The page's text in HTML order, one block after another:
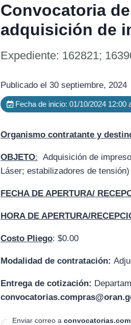
Convocatoria
adquisición de
Expediente: 162821;
Publicado el 30 septiembre, 2024
Fecha de inicio: 01/10/2024 12:00
Organismo contratante y
OBJETO: Adquisición de
Láser; estabilizadores de tensión)
FECHA DE APERTURA/
HORA DE APERTURA/
Costo Pliego: $0.00
Modalidad de contratación:
Entrega de cotización: D
Enviar correo a